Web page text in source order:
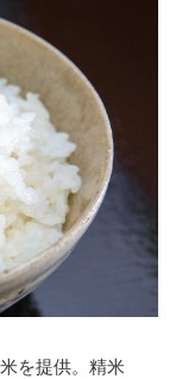
を提供。精米